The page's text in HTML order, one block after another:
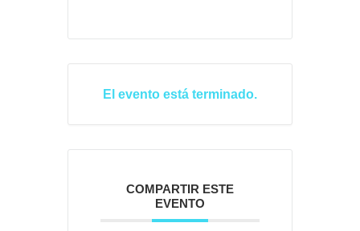
El evento está terminado.
COMPARTIR ESTE
EVENTO